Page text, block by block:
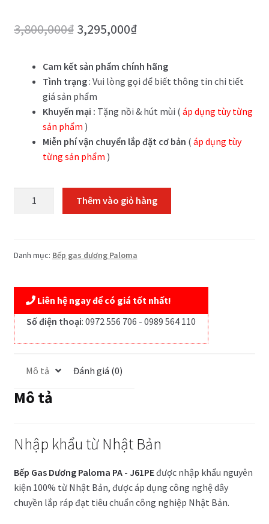
3,800,000₫ Original
was:
3,800,000₫.
3,295,000₫Current
is:
Cam kết sản phẩm chính hãng
Tình trạng: Vui lòng gọi để biết thông tin chi tiết
giá sản phẩm
Khuyến mại : Tặng nồi & hút mùi ( áp dụng tùy từng
sản phẩm )
Miễn phí vận chuyển lắp đặt cơ bản ( áp dụng tùy
từng sản phẩm )
J61PE
lượng
Thêm vào giỏ hàng
Danh mục: Bếp gas dương Paloma
Liên hệ ngay để có giá tốt nhất!
Số điện thoại: 0972 556 706 - 0989 564 110
Mô tả Đánh giá (0)
Mô tả
Nhập khẩu từ Nhật Bản
Bếp Gas Dương Paloma PA - J61PEđược nhập khẩu nguyên
kiện 100% từ Nhật Bản, được áp dụng công nghệ dây
chuyền lắp ráp đạt tiêu chuẩn công nghiệp Nhật Bản.